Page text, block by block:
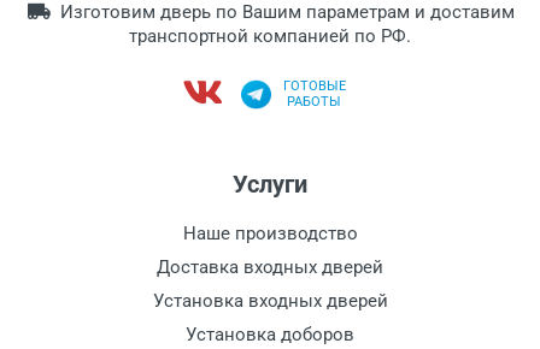
Изготовим дверь по Вашим параметрам и доставим
транспортной компанией по РФ.
ГОТОВЫЕ
РАБОТЫ
Услуги
Наше производство
Доставка входных дверей
Установка входных дверей
Установка доборов